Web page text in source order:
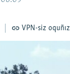
VPN-siz oquñız